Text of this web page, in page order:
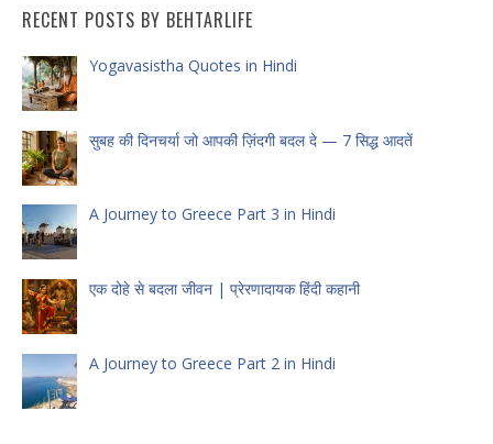
RECENT POSTS BY BEHTARLIFE
Yogavasistha Quotes in Hindi
सुबह की दिनचर्या जो आपकी ज़िंदगी बदल दे — 7 सिद्ध आदतें
A Journey to Greece Part 3 in Hindi
एक दोहे से बदला जीवन | प्रेरणादायक हिंदी कहानी
A Journey to Greece Part 2 in Hindi